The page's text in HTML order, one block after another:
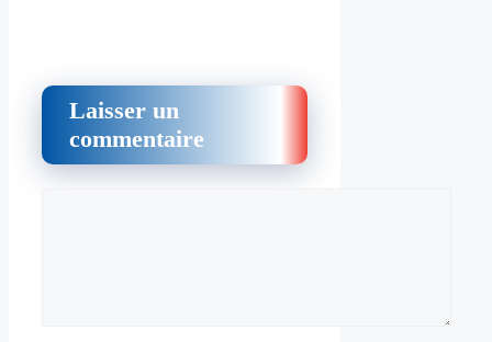
Laisser un
commentaire